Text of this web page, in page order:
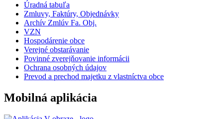
Úradná tabuľa
Zmluvy, Faktúry, Objednávky
Archív Zmlúv Fa. Obj.
VZN
Hospodárenie obce
Verejné obstarávanie
Povinné zverejňovanie informácii
Ochrana osobných údajov
Prevod a prechod majetku z vlastníctva obce
Mobilná aplikácia